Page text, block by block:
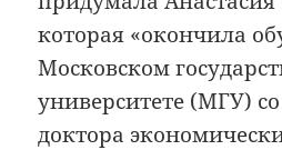
которая «окончила
Московском
университете (МГУ)
доктора